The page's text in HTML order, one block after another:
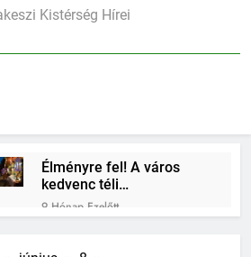
Kistérség Hírei
Élményre fel! A város
kedvenc téli
találkozóhelye vár rád
9 Hónap Ezelőtt
9 Hónap Ezelőtt